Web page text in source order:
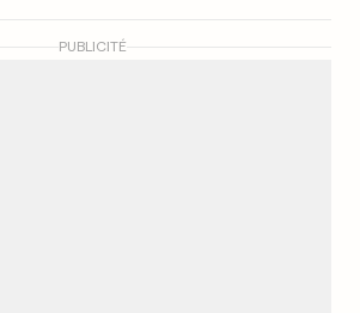
PUBLICITÉ